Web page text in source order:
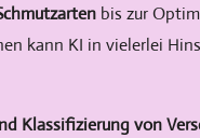
bis zur
kann KI in vielerlei
Klassifizierung von